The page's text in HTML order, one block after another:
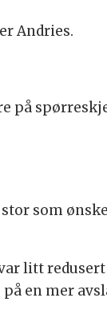
Andries.
på
som
litt
en mer